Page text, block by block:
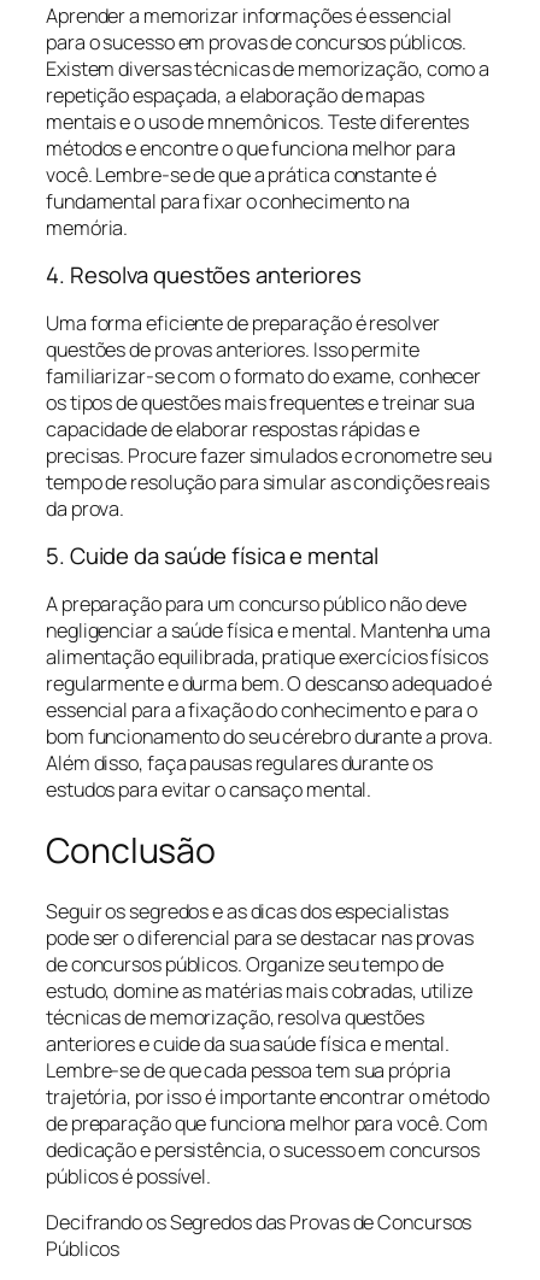
Aprender a memorizar informações é essencial
para o sucesso em provas de concursos públicos.
Existem diversas técnicas de memorização, como a
repetição espaçada, a elaboração de mapas
mentais e o uso de mnemônicos. Teste diferentes
métodos e encontre o que funciona melhor para
você. Lembre-se de que a prática constante é
fundamental para fixar o conhecimento na
memória.
4. Resolva questões anteriores
Uma forma eficiente de preparação é resolver
questões de provas anteriores. Isso permite
familiarizar-se com o formato do exame, conhecer
os tipos de questões mais frequentes e treinar sua
capacidade de elaborar respostas rápidas e
precisas. Procure fazer simulados e cronometre seu
tempo de resolução para simular as condições reais
da prova.
5. Cuide da saúde física e mental
A preparação para um concurso público não deve
negligenciar a saúde física e mental. Mantenha uma
alimentação equilibrada, pratique exercícios físicos
regularmente e durma bem. O descanso adequado é
essencial para a fixação do conhecimento e para o
bom funcionamento do seu cérebro durante a prova.
Além disso, faça pausas regulares durante os
estudos para evitar o cansaço mental.
Conclusão
Seguir os segredos e as dicas dos especialistas
pode ser o diferencial para se destacar nas provas
de concursos públicos. Organize seu tempo de
estudo, domine as matérias mais cobradas, utilize
técnicas de memorização, resolva questões
anteriores e cuide da sua saúde física e mental.
Lembre-se de que cada pessoa tem sua própria
trajetória, por isso é importante encontrar o método
de preparação que funciona melhor para você. Com
dedicação e persistência, o sucesso em concursos
públicos é possível.
Decifrando os Segredos das Provas de Concursos
Públicos